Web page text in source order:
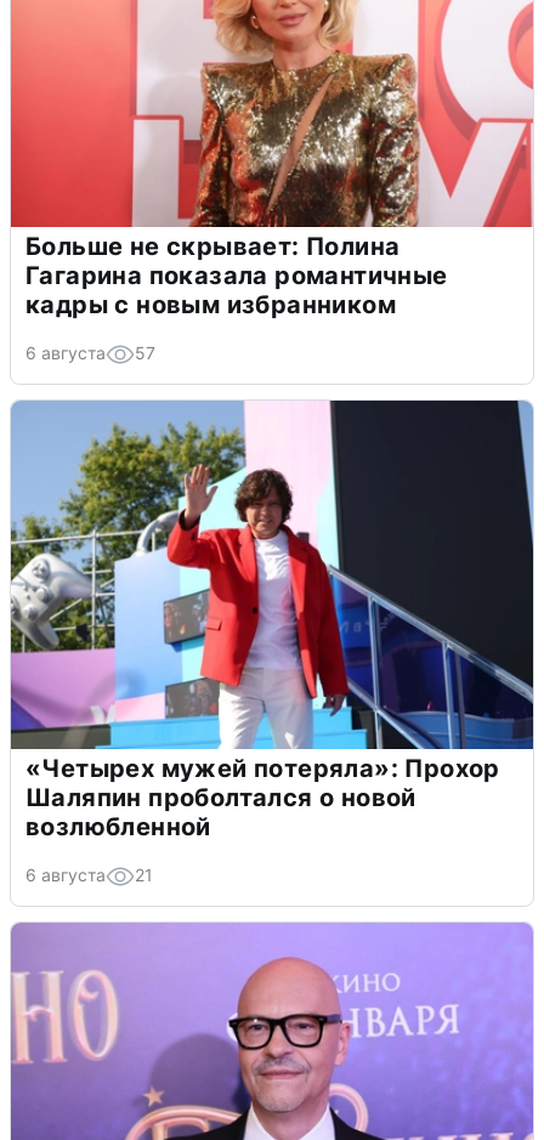
Больше не скрывает: Полина
Гагарина показала романтичные
кадры с новым избранником
6 августа 57
«Четырех мужей потеряла»: Прохор
Шаляпин проболтался о новой
возлюбленной
6 августа 21